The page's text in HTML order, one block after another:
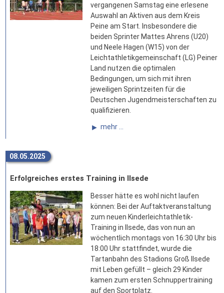
vergangenen Samstag eine erlesene
Auswahl an Aktiven aus dem Kreis
Peine am Start. Insbesondere die
beiden Sprinter Mattes Ahrens (U20)
und Neele Hagen (W15) von der
Leichtathletikgemeinschaft (LG) Peiner
Land nutzen die optimalen
Bedingungen, um sich mit ihren
jeweiligen Sprintzeiten für die
Deutschen Jugendmeisterschaften zu
qualifizieren.
mehr ...
08.05.2025
Erfolgreiches erstes Training in Ilsede
Besser hätte es wohl nicht laufen
können: Bei der Auftaktveranstaltung
zum neuen Kinderleichtathletik-
Training in Ilsede, das von nun an
wöchentlich montags von 16:30 Uhr bis
18:00 Uhr stattfindet, wurde die
Tartanbahn des Stadions Groß Ilsede
mit Leben gefüllt – gleich 29 Kinder
kamen zum ersten Schnuppertraining
auf den Sportplatz.